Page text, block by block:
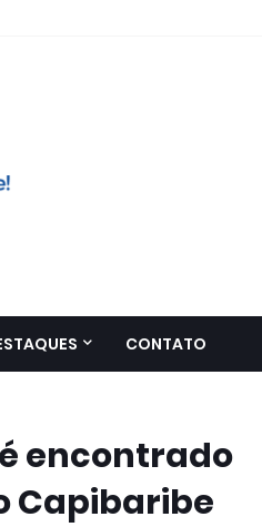
CONTATO
encontrado
Capibaribe